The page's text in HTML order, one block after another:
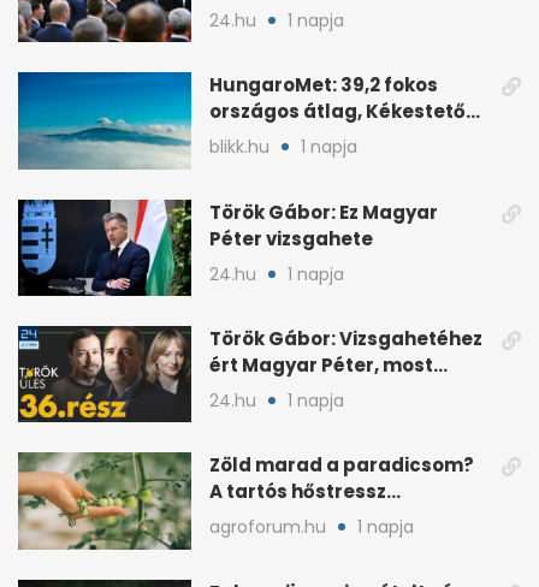
24.hu 1 napja
HungaroMet: 39,2 fokos
országos átlag, Kékestetőn
hajszál híján rekord
blikk.hu 1 napja
Török Gábor: Ez Magyar
Péter vizsgahete
24.hu 1 napja
Török Gábor: Vizsgahetéhez
ért Magyar Péter, most
minden róla szól
24.hu 1 napja
Zöld marad a paradicsom?
A tartós hőstressz
késleltetheti az érést
agroforum.hu 1 napja